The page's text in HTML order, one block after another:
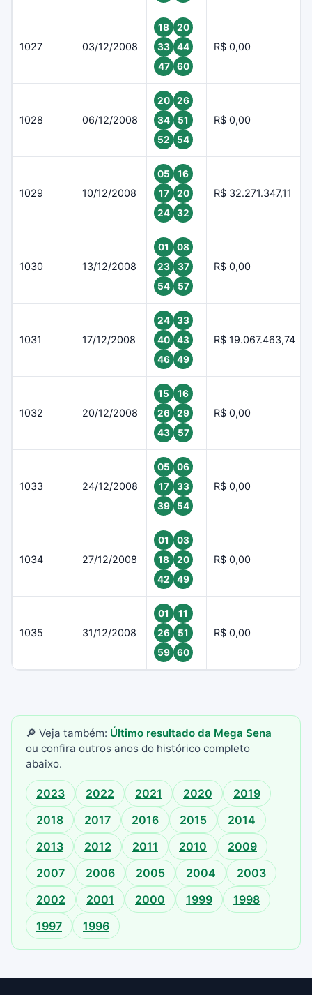
1027 03/12/2008
18
20
33
44
47
60
R$ 0,00
1028 06/12/2008
20
26
34
51
52
54
R$ 0,00
1029 10/12/2008
05
16
17
20
24
32
R$ 32.271.347,11
1030 13/12/2008
01
08
23
37
54
57
R$ 0,00
1031 17/12/2008
24
33
40
43
46
49
R$ 19.067.463,74
1032 20/12/2008
15
16
26
29
43
57
R$ 0,00
1033 24/12/2008
05
06
17
33
39
54
R$ 0,00
1034 27/12/2008
01
03
18
20
42
49
R$ 0,00
1035 31/12/2008
01
11
26
51
59
60
R$ 0,00
🔎 Veja também: Último resultado da Mega Sena
ou confira outros anos do histórico completo
abaixo.
2023 2022 2021 2020
2019
2018
2017 2016 2015
2014
2013
2012 2011 2010
2009
2007
2006 2005 2004
2003
2002
2001 2000 1999
1998
1997
1996